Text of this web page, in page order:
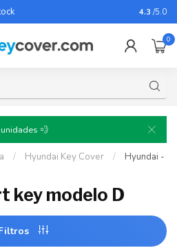
For
4.3 /5.0
0
💨
/ Hyundai Key Cover /
Hyundai -
key modelo D